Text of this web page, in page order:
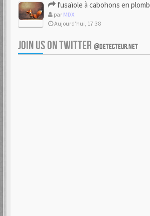
fusaïole à cabohons en plomb
par MDX
Aujourd’hui, 17:38
JOIN US ON TWITTER @DETECTEUR.NET